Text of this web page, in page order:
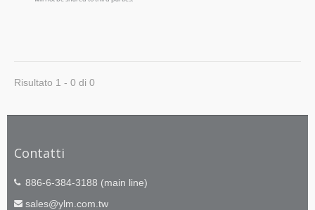
Risultato 1 - 0 di 0
Contatti
886-6-384-3188 (main line)
sales@ylm.com.tw